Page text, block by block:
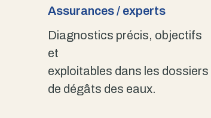
Assurances / experts
Diagnostics précis, objectifs
et
exploitables dans les dossiers
de dégâts des eaux.